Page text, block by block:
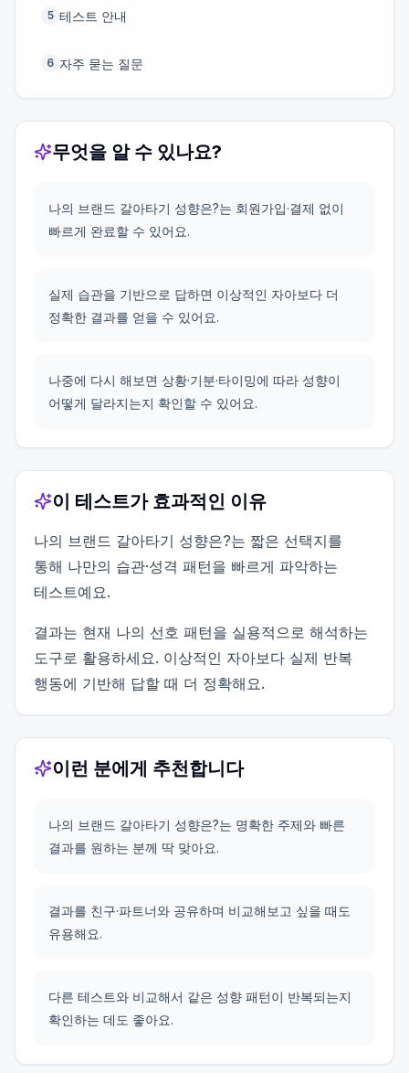
5 테스트 안내
6 자주 묻는 질문
무엇을 알 수 있나요?
나의 브랜드 갈아타기 성향은?는 회원가입·결제 없이
빠르게 완료할 수 있어요.
실제 습관을 기반으로 답하면 이상적인 자아보다 더
정확한 결과를 얻을 수 있어요.
나중에 다시 해보면 상황·기분·타이밍에 따라 성향이
어떻게 달라지는지 확인할 수 있어요.
이 테스트가 효과적인 이유
나의 브랜드 갈아타기 성향은?는 짧은 선택지를
통해 나만의 습관·성격 패턴을 빠르게 파악하는
테스트예요.
결과는 현재 나의 선호 패턴을 실용적으로 해석하는
도구로 활용하세요. 이상적인 자아보다 실제 반복
행동에 기반해 답할 때 더 정확해요.
이런 분에게 추천합니다
나의 브랜드 갈아타기 성향은?는 명확한 주제와 빠른
결과를 원하는 분께 딱 맞아요.
결과를 친구·파트너와 공유하며 비교해보고 싶을 때도
유용해요.
다른 테스트와 비교해서 같은 성향 패턴이 반복되는지
확인하는 데도 좋아요.